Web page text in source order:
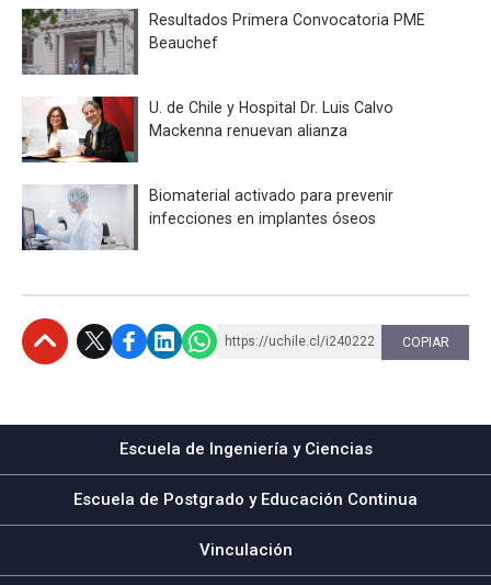
Resultados Primera Convocatoria PME
Beauchef
U. de Chile y Hospital Dr. Luis Calvo
Mackenna renuevan alianza
Biomaterial activado para prevenir
infecciones en implantes óseos
https://uchile.cl/i240222 COPIAR
Escuela de Ingeniería y Ciencias
Escuela de Postgrado y Educación Continua
Vinculación